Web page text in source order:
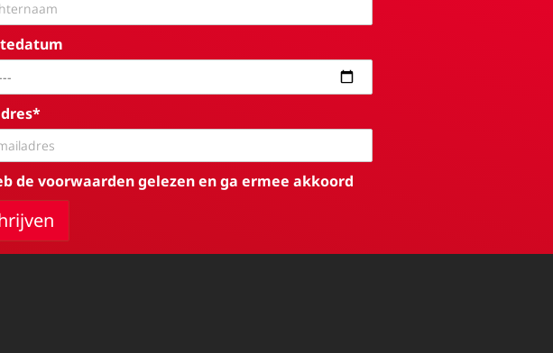
de voorwaarden gelezen en ga ermee akkoord